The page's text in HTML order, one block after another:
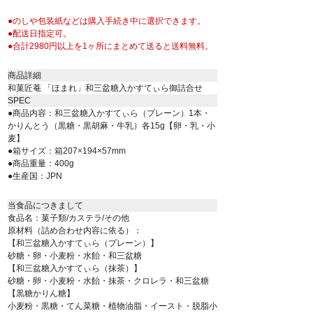
●のしや包装紙などは購入手続き中に選択できます。
●配送日指定可。
●合計2980円以上を1ヶ所にまとめて送ると送料無料。
商品詳細
和菓匠菴 「ほまれ」和三盆糖入かすてぃら御詰合せ
SPEC
●商品内容：和三盆糖入かすてぃら（プレーン）1本・
かりんとう（黒糖・黒胡麻・牛乳）各15g【卵・乳・小
麦】
●箱サイズ：箱207×194×57mm
●商品重量：400g
●生産国：JPN
当食品につきまして
食品名：菓子類/カステラ/その他
原材料（詰め合わせ内容に依る）：
【和三盆糖入かすてぃら（プレーン）】
砂糖・卵・小麦粉・水飴・和三盆糖
【和三盆糖入かすてぃら（抹茶）】
砂糖・卵・小麦粉・水飴・抹茶・クロレラ・和三盆糖
【黒糖かりん糖】
小麦粉・黒糖・てん菜糖・植物油脂・イースト・脱脂小